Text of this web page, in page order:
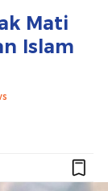
Mati
Islam